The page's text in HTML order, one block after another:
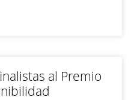
al Premio